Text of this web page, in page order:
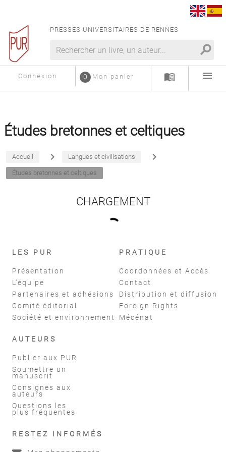
PRESSES UNIVERSITAIRES DE RENNES
search
Connexion Mon panier
0 menu_book menu
Études bretonnes et celtiques
Accueil navigate_next Langues et civilisations navigate_next
Études bretonnes et celtiques
CHARGEMENT
LES PUR
Présentation
L'équipe
Partenaires et adhésions
Comité éditorial
Société et environnement
PRATIQUE
Coordonnées et Accès
Contact
Distribution et diffusion
Foreign Rights
Mécénat
AUTEURS
Publier aux PUR
Soumettre un
manuscrit
Consignes aux
auteurs
Questions les
plus fréquentes
RESTEZ INFORMÉS